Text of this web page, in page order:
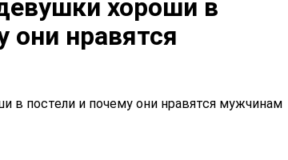
хороши в
они нравятся